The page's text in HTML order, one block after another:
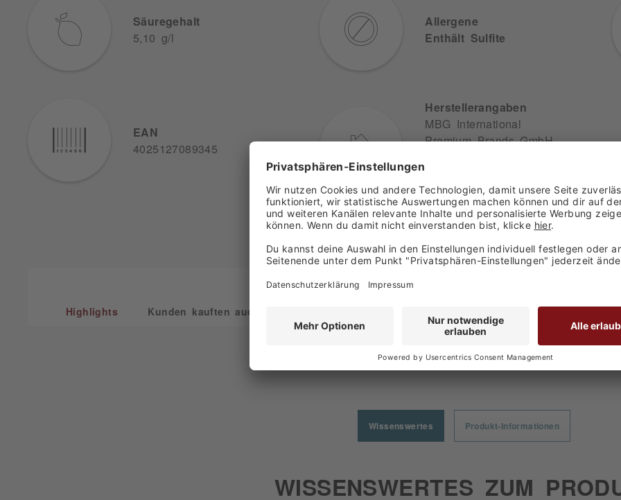
Säuregehalt
5,10 g/l
Allergene
Enthält Sulfite
EAN
4025127089345
Herstellerangaben
MBG International
Premium Brands GmbH
Deutschland
Highlights Kunden kauften auch
Wissenswertes Produkt-Informationen
WISSENSWERTES ZUM